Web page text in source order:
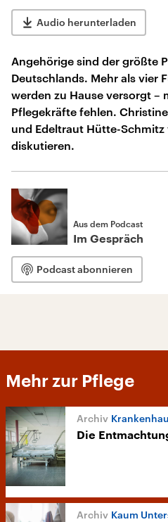
Audio herunterladen
Angehörige sind der größte
Deutschlands. Mehr als vier
werden zu Hause versorgt –
Pflegekräfte fehlen.
und Edeltraut Hütte-Schmitz
diskutieren.
Aus dem Podcast
Im Gespräch
Podcast abonnieren
Mehr zur Pflege
Die
Kaum